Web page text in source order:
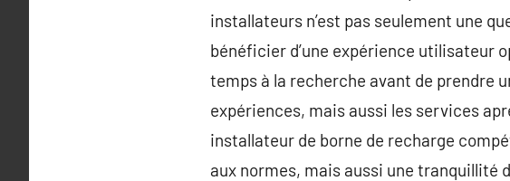
installateurs n’est pas seulement une
bénéficier d’une expérience utilisateur
temps à la recherche avant de prendre
expériences, mais aussi les services
installateur de borne de recharge
aux normes, mais aussi une tranquillité